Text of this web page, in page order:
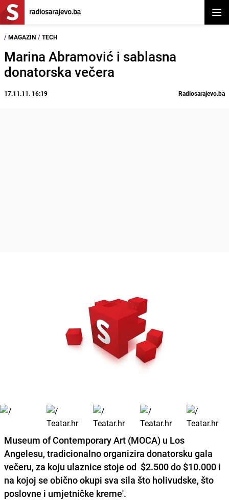
/ MAGAZIN / TECH
Marina Abramović i sablasna
donatorska večera
17.11.11. 16:19 Radiosarajevo.ba
Museum of Contemporary Art (MOCA) u Los
Angelesu, tradicionalno organizira donatorsku gala
večeru, za koju ulaznice stoje od $2.500 do $10.000 i
na kojoj se obično okupi sva sila što holivudske, što
poslovne i umjetničke kreme'.